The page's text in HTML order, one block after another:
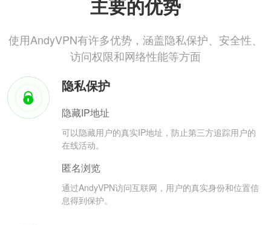
主要的优势
使用AndyVPN有许多优势，涵盖隐私保护、安全性、
访问权限和网络性能等方面
隐私保护
隐藏IP地址
可以隐藏用户的真实IP地址，防止第三方追踪用户的
在线活动。
匿名浏览
通过AndyVPN访问互联网，用户的真实身份和位置信
息得到保护。